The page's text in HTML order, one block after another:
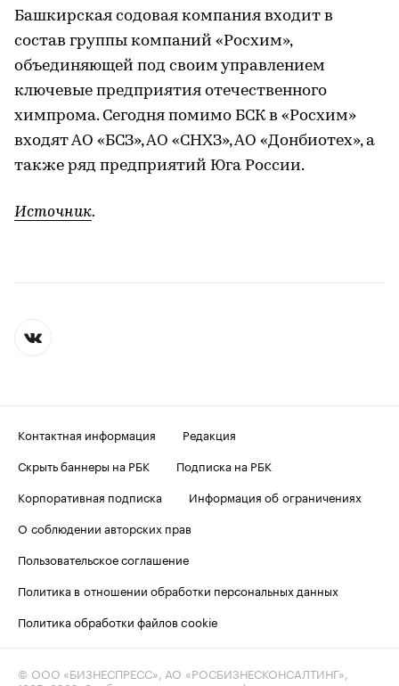
Башкирская содовая компания входит в
состав группы компаний «Росхим»,
объединяющей под своим управлением
ключевые предприятия отечественного
химпрома. Сегодня помимо БСК в «Росхим»
входят АО «БСЗ», АО «СНХЗ», АО «Донбиотех», а
также ряд предприятий Юга России.
Источник.
Контактная информация
Редакция
Скрыть баннеры на РБК
Подписка на РБК
Корпоративная подписка
Информация об ограничениях
О соблюдении авторских прав
Пользовательское соглашение
Политика в отношении обработки персональных данных
Политика обработки файлов cookie
© ООО «БИЗНЕСПРЕСС», АО «РОСБИЗНЕСКОНСАЛТИНГ»,